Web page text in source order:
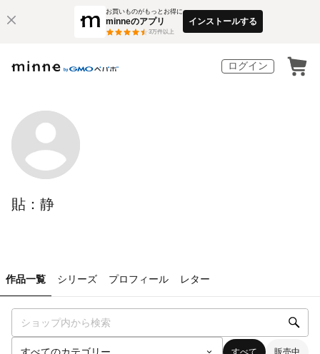
お買いものがもっとお得に
minneのアプリ
3万件以上
インストールする
ログイン
貼：静
作品一覧 シリーズ プロフィール レター
すべて 販売中